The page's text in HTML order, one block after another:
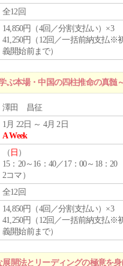
全12回
14,850円（4回／分割支払い）×3
41,250円（12回／一括前納支払※
義開始前まで）
ぶ本場・中国の四柱推命の真髄
澤田 昌征
1月 22日 ～ 4月 2日
A Week
（ 日 ）
15：20～16：40／17：00～18：20
2コマ）
全12回
14,850円（4回／分割支払い）×3
41,250円（12回／一括前納支払※
義開始前まで）
開法とリーディングの極意を身